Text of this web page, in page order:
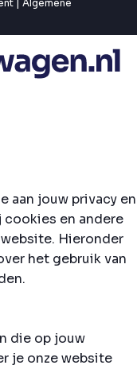
| Algemene
aan jouw privacy en
en andere
Hieronder
het gebruik van
die op jouw
je onze website